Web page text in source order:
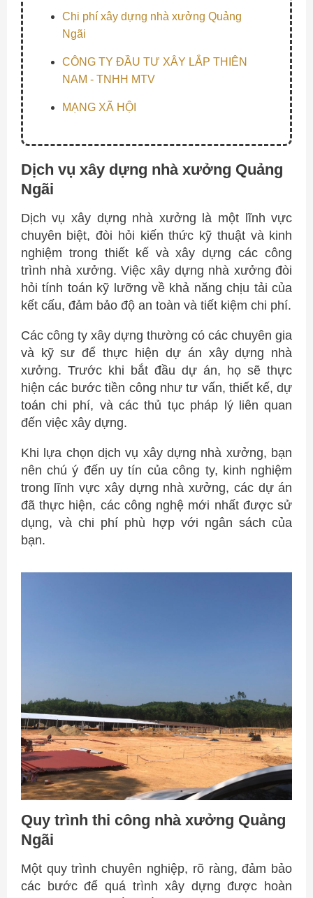
Chi phí xây dựng nhà xưởng Quảng
Ngãi
CÔNG TY ĐẦU TƯ XÂY LẮP THIÊN
NAM - TNHH MTV
MẠNG XÃ HỘI
Dịch vụ xây dựng nhà xưởng Quảng
Ngãi
Dịch vụ xây dựng nhà xưởng là một lĩnh vực
chuyên biệt, đòi hỏi kiến thức kỹ thuật và kinh
nghiệm trong thiết kế và xây dựng các công
trình nhà xưởng. Việc xây dựng nhà xưởng đòi
hỏi tính toán kỹ lưỡng về khả năng chịu tải của
kết cấu, đảm bảo độ an toàn và tiết kiệm chi phí.
Các công ty xây dựng thường có các chuyên gia
và kỹ sư để thực hiện dự án xây dựng nhà
xưởng. Trước khi bắt đầu dự án, họ sẽ thực
hiện các bước tiền công như tư vấn, thiết kế, dự
toán chi phí, và các thủ tục pháp lý liên quan
đến việc xây dựng.
Khi lựa chọn dịch vụ xây dựng nhà xưởng, bạn
nên chú ý đến uy tín của công ty, kinh nghiệm
trong lĩnh vực xây dựng nhà xưởng, các dự án
đã thực hiện, các công nghệ mới nhất được sử
dụng, và chi phí phù hợp với ngân sách của
bạn.
Quy trình thi công nhà xưởng Quảng
Ngãi
Một quy trình chuyên nghiệp, rõ ràng, đảm bảo
các bước để quá trình xây dựng được hoàn